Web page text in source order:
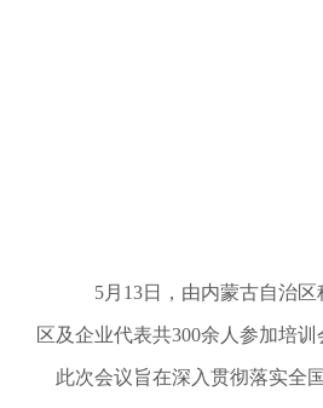
5月13日，由内蒙古自治区
区及企业代表共300余人参加培训
此次会议旨在深入贯彻落实全